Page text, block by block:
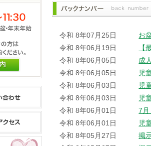
令和 8年07月25日
お
令和 8年06月19日
令和 8年06月05日
成
令和 8年06月05日
児
令和 8年06月03日
児
令和 8年06月03日
児
令和 8年06月01日
7月
令和 8年06月01日
児
令和 8年05月27日
掲